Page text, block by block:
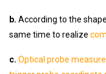
b. According to the
same time to realize
c. Optical probe